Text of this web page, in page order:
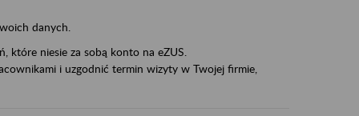
danych.
które niesie za sobą konto na eZUS.
i uzgodnić termin wizyty w Twojej firmie,